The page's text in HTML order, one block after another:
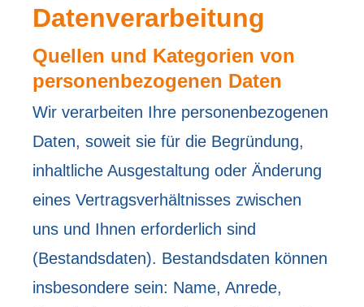
Datenverarbeitung
Quellen und Kategorien von
personenbezogenen Daten
Wir verarbeiten Ihre personenbezogenen
Daten, soweit sie für die Begründung,
inhaltliche Ausgestaltung oder Änderung
eines Vertragsverhältnisses zwischen
uns und Ihnen erforderlich sind
(Bestandsdaten). Bestandsdaten können
insbesondere sein: Name, Anrede,